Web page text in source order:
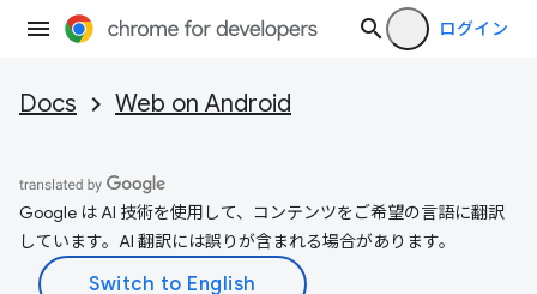
ログイン
Docs Web on Android
Google は AI 技術を使用して、コンテンツをご希望の言語に翻訳
しています。AI 翻訳には誤りが含まれる場合があります。